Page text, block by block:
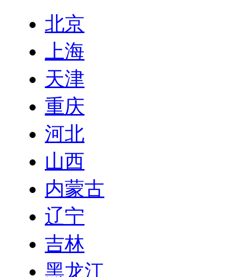
北京
上海
天津
重庆
河北
山西
内蒙古
辽宁
吉林
黑龙江